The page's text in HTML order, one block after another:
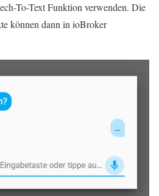
To-Text Funktion verwenden. Die
können dann in ioBroker